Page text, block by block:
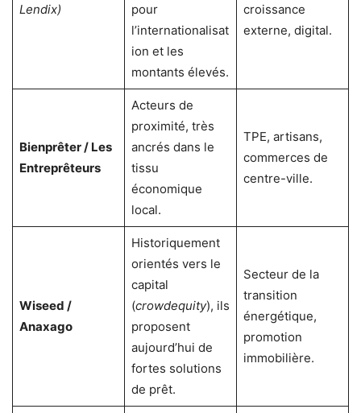
Lendix)
pour
l’internationalisat
ion et les
montants élevés.
croissance
externe, digital.
Bienprêter / Les
Entreprêteurs
Acteurs de
proximité, très
ancrés dans le
tissu
économique
local.
TPE, artisans,
commerces de
centre-ville.
Wiseed /
Anaxago
Historiquement
orientés vers le
capital
(crowdequity), ils
proposent
aujourd’hui de
fortes solutions
de prêt.
Secteur de la
transition
énergétique,
promotion
immobilière.